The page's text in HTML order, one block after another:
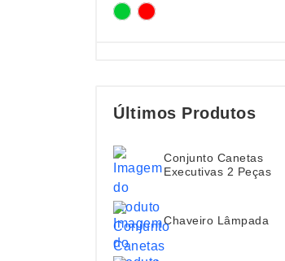
Últimos Produtos
Conjunto Canetas
Executivas 2 Peças
Chaveiro Lâmpada